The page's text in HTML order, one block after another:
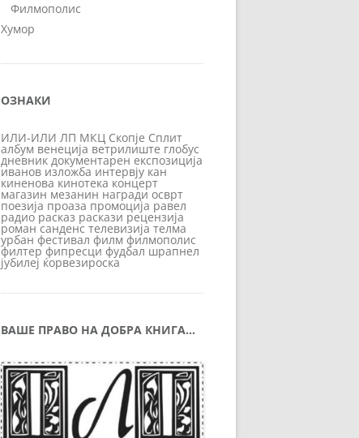
Филмополис
Хумор
ОЗНАКИ
ИЛИ-ИЛИ ЛП МКЦ Скопје Сплит
албум венеција ветрилиште глобус
дневник документарен експозиција
иванов изложба интервју кан
киненова кинотека концерт
магазин мезанин награди осврт
поезија проаза промоција равел
радио расказ раскази рецензија
роман санденс телевизија телма
урбан фестивал филм филмополис
филтер фипресци фудбал шрапнел
јубилеј ќорвезироска
ВАШЕ ПРАВО НА ДОБРА КНИГА…